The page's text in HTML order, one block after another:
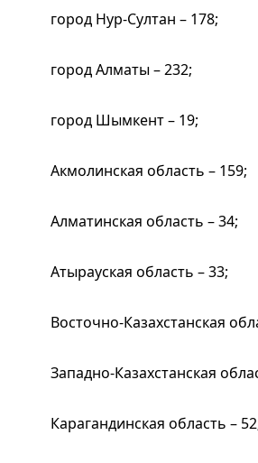
город Нур-Султан – 178;
город Алматы – 232;
город Шымкент – 19;
Акмолинская область – 159;
Алматинская область – 34;
Атырауская область – 33;
Восточно-Казахстанская
Западно-Казахстанская
Карагандинская область –